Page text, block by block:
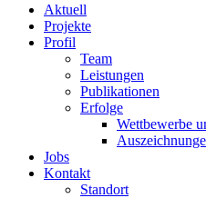
Aktuell
Projekte
Profil
Team
Leistungen
Publikationen
Erfolge
Wettbewerbe
Jobs
Kontakt
Standort